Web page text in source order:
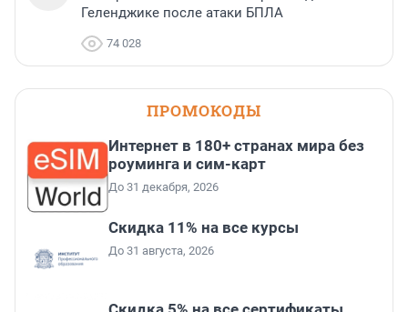
Геленджике после атаки БПЛА
74 028
ПРОМОКОДЫ
Интернет в 180+ странах мира без
роуминга и сим-карт
До 31 декабря, 2026
Скидка 11% на все курсы
До 31 августа, 2026